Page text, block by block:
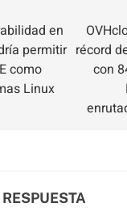
en
permitir
como
Linux
récord
con